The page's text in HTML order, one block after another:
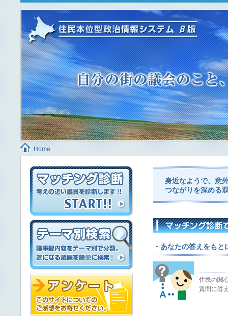
Home
身近なようで、意
つながりを深める
・あなたの答えをも
住民の関
質問に答